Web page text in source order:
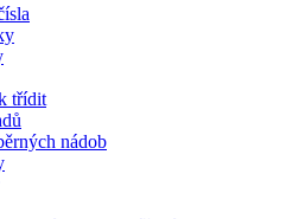
třídit
nádob